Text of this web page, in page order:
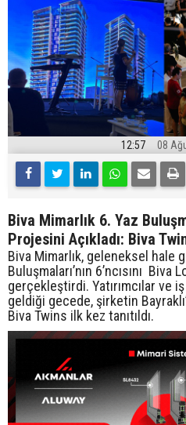
12:57 08
Biva Mimarlık 6. Yaz
Projesini Açıkladı: Biva
Biva Mimarlık, geleneksel hale
Buluşmaları’nın 6’ncısını
gerçekleştirdi. Yatırımcılar ve
geldiği gecede, şirketin
Biva Twins ilk kez tanıtıldı.